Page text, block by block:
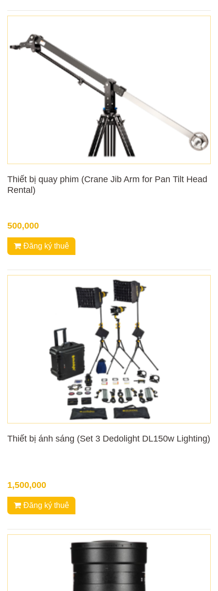
Thiết bị quay phim (Crane Jib Arm for Pan Tilt Head
Rental)
500,000
Đăng ký thuê
Thiết bị ánh sáng (Set 3 Dedolight DL150w Lighting)
1,500,000
Đăng ký thuê